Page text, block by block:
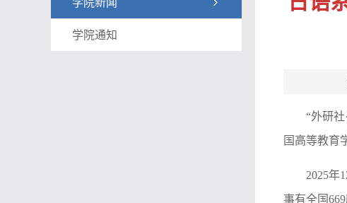
学院新闻
学院通知
“外研
国高等教育
2025年
事有全国